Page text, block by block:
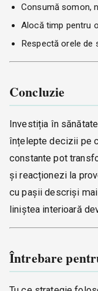
Consumă somon,
Alocă timp pentru
Respectă orele de
Concluzie
Investiția în
înțelepte decizii pe
constante pot
și reacționezi la
cu pașii descriși
liniștea interioară
Întrebare